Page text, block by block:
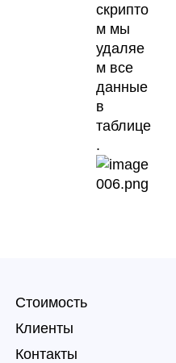
скрипто
м мы
удаляе
м все
данные
в
таблице
.
Стоимость
Клиенты
Контакты